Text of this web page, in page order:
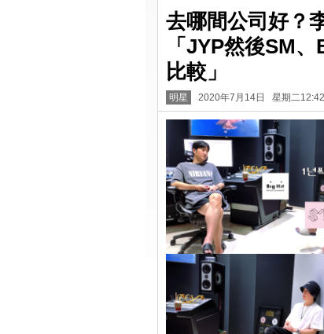
去哪間公司好？
「JYP然後SM
比較」
明星 2020年7月14日 星期二